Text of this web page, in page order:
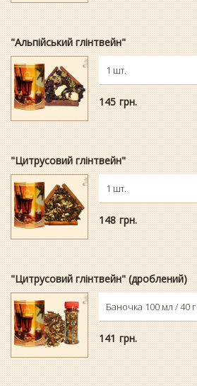
"Альпійський глінтвейн"
1 шт.
145 гpн.
"Цитрусовий глінтвейн"
1 шт.
148 гpн.
"Цитрусовий глінтвейн" (дроблений)
Баночка 100 мл / 40 г
141 гpн.